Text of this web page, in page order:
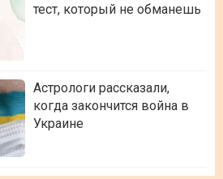
тест, который не обманешь
Астрологи рассказали,
когда закончится война в
Украине